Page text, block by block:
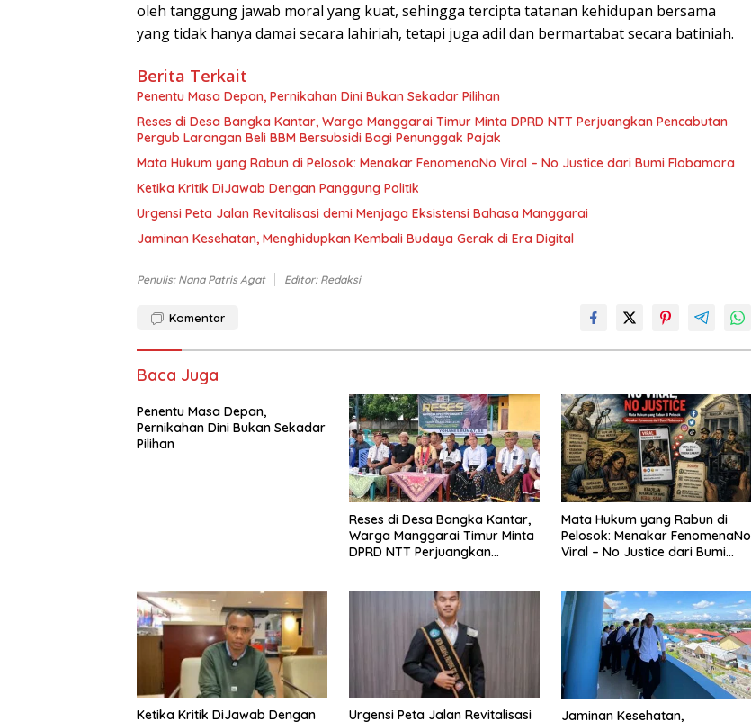
oleh tanggung jawab moral yang kuat, sehingga tercipta tatanan kehidupan bersama
yang tidak hanya damai secara lahiriah, tetapi juga adil dan bermartabat secara batiniah.
Berita Terkait
Penentu Masa Depan, Pernikahan Dini Bukan Sekadar Pilihan
Reses di Desa Bangka Kantar, Warga Manggarai Timur Minta DPRD NTT Perjuangkan Pencabutan
Pergub Larangan Beli BBM Bersubsidi Bagi Penunggak Pajak
Mata Hukum yang Rabun di Pelosok: Menakar FenomenaNo Viral – No Justice dari Bumi Flobamora
Ketika Kritik DiJawab Dengan Panggung Politik
Urgensi Peta Jalan Revitalisasi demi Menjaga Eksistensi Bahasa Manggarai
Jaminan Kesehatan, Menghidupkan Kembali Budaya Gerak di Era Digital
Penulis: Nana Patris Agat Editor: Redaksi
Komentar
Baca Juga
Penentu Masa Depan,
Pernikahan Dini Bukan Sekadar
Pilihan
Reses di Desa Bangka Kantar,
Warga Manggarai Timur Minta
DPRD NTT Perjuangkan
Penunggak Pajak
Mata Hukum yang Rabun di
Pelosok: Menakar FenomenaNo
Viral – No Justice dari Bumi
Ketika Kritik DiJawab Dengan Urgensi Peta Jalan Revitalisasi Jaminan Kesehatan,